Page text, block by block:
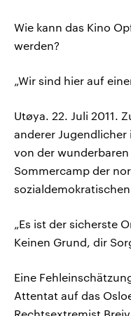
Wie kann das Kino
werden?
„Wir sind hier auf
Utøya. 22. Juli 2011.
anderer Jugendlicher
von der
Sommercamp der
„Es ist der sicherste
Keinen Grund, dir
Eine
Attentat auf das